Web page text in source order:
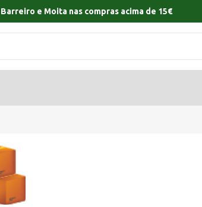
Barreiro e Moita nas compras acima de 15€